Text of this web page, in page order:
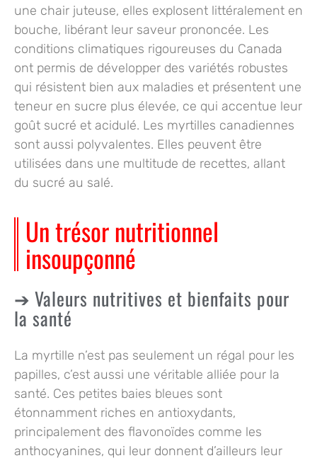
une chair juteuse, elles explosent littéralement en
bouche, libérant leur saveur prononcée. Les
conditions climatiques rigoureuses du Canada
ont permis de développer des variétés robustes
qui résistent bien aux maladies et présentent une
teneur en sucre plus élevée, ce qui accentue leur
goût sucré et acidulé. Les myrtilles canadiennes
sont aussi polyvalentes. Elles peuvent être
utilisées dans une multitude de recettes, allant
du sucré au salé.
Un trésor nutritionnel
insoupçonné
Valeurs nutritives et bienfaits pour
la santé
La myrtille n’est pas seulement un régal pour les
papilles, c’est aussi une véritable alliée pour la
santé. Ces petites baies bleues sont
étonnamment riches en antioxydants,
principalement des flavonoïdes comme les
anthocyanines, qui leur donnent d’ailleurs leur